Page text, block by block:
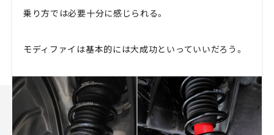
乗り方では必要十分に感じられる。
モディファイは基本的には大成功といっていいだろう。